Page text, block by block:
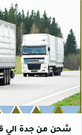
شحن من جدة الي